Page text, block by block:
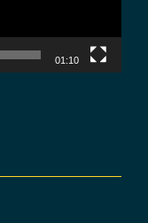
01:10